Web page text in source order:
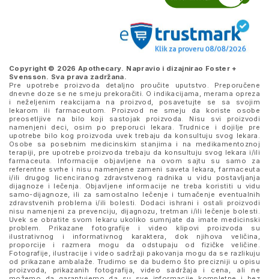
Copyright © 2026 Apothecary. Napravio i dizajnirao Foster +
Svensson. Sva prava zadržana.
Pre upotrebe proizvoda detaljno proučite uputstvo. Preporučene
dnevne doze se ne smeju prekoračiti. O indikacijama, merama opreza
i neželjenim reakcijama na proizvod, posavetujte se sa svojim
lekarom ili farmaceutom. Proizvod ne smeju da koriste osobe
preosetljive na bilo koji sastojak proizvoda. Nisu svi proizvodi
namenjeni deci, osim po preporuci lekara. Trudnice i dojilje pre
upotrebe bilo kog proizvoda uvek trebaju da konsultuju svog lekara.
Osobe sa posebnim medicinskim stanjima i na medikamentoznoj
terapiji, pre upotrebe proizvoda trebaju da konsultuju svog lekara i/ili
farmaceuta. Informacije objavljene na ovom sajtu su samo za
referentne svrhe i nisu namenjene zameni saveta lekara, farmaceuta
i/ili drugog licenciranog zdravstvenog radnika u vidu postavljanja
dijagnoze i lečenja. Objavljene informacije ne treba koristiti u vidu
samo-dijagnoze, ili za samostalno lečenje i tumačenje eventualnih
zdravstvenih problema i/ili bolesti. Dodaci ishrani i ostali proizvodi
nisu namenjeni za prevenciju, dijagnozu, tretman i/ili lečenje bolesti.
Uvek se obratite svom lekaru ukoliko sumnjate da imate medicinski
problem. Prikazane fotografije i video klipovi proizvoda su
ilustrativnog i informativnog karaktera, dok njihova veličina,
proporcije i razmera mogu da odstupaju od fizičke veličine.
Fotografije, ilustracije i video sadržaji pakovanja mogu da se razlikuju
od prikazane ambalaže. Trudimo se da budemo što precizniji u opisu
proizvoda, prikazanih fotografija, video sadržaja i cena, ali ne